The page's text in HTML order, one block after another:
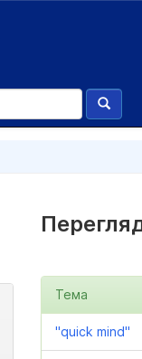
Тема
"quick mind"